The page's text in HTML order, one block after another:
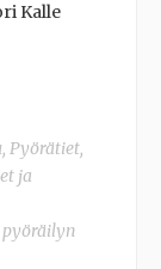
Kalle
, Pyörätiet,
ja
pyöräilyn